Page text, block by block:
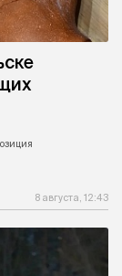
8 августа, 12:43